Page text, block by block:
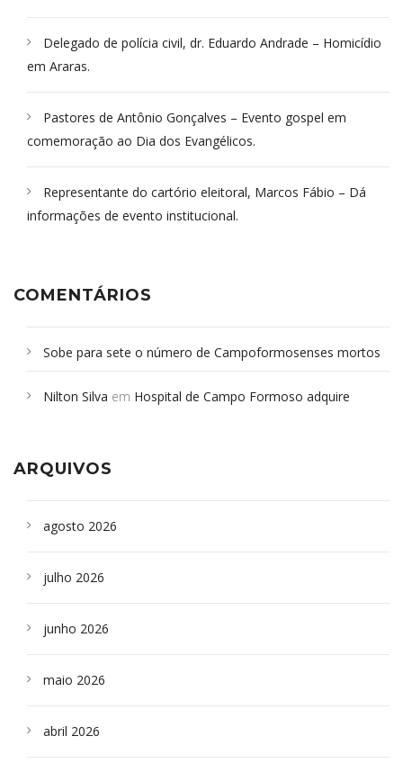
Delegado de polícia civil, dr. Eduardo Andrade – Homicídio
em Araras.
Pastores de Antônio Gonçalves – Evento gospel em
comemoração ao Dia dos Evangélicos.
Representante do cartório eleitoral, Marcos Fábio – Dá
informações de evento institucional.
COMENTÁRIOS
Sobe para sete o número de Campoformosenses mortos
Campoformosenses que morreram em desabamentos são
Nilton Silva em Hospital de Campo Formoso adquire
ARQUIVOS
agosto 2026
julho 2026
junho 2026
maio 2026
abril 2026